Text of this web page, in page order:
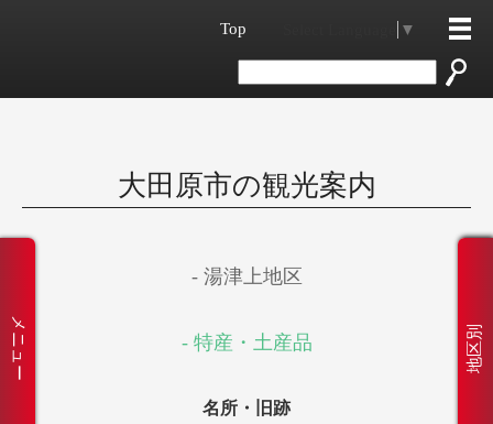
Top ▼
メニュー 地区別
大田原市の観光案内
- 湯津上地区
- 特産・土産品
名所・旧跡